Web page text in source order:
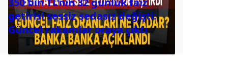
getirisi sessiz sedasız değişti:
Güncel rakamlar oraya çıktı